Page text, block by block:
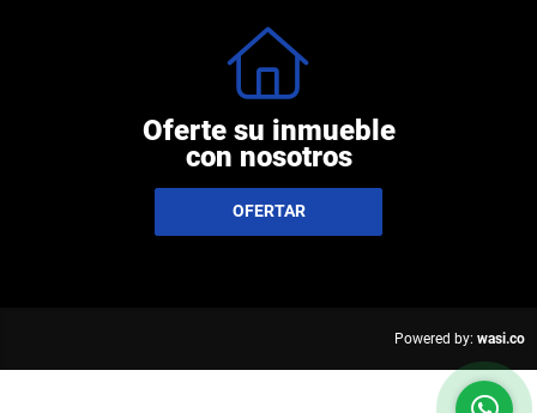
Oferte su inmueble
con nosotros
OFERTAR
Powered by: wasi.co